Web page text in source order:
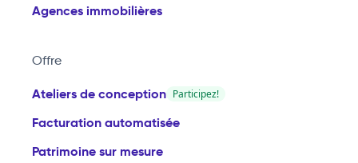
Agences immobilières
Offre
Ateliers de conception Participez!
Facturation automatisée
Patrimoine sur mesure